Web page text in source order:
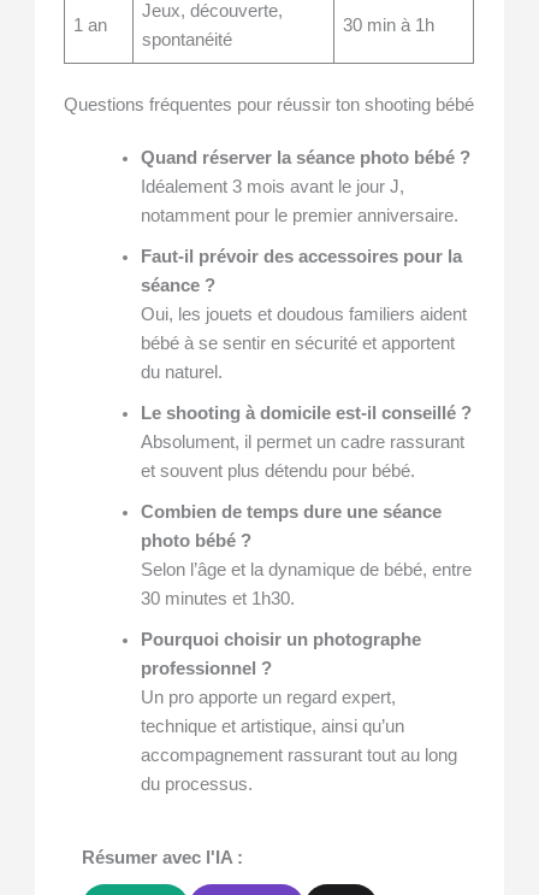
1 an
Jeux, découverte,
spontanéité
30 min à 1h
Questions fréquentes pour réussir ton shooting bébé
Quand réserver la séance photo bébé ?
Idéalement 3 mois avant le jour J,
notamment pour le premier anniversaire.
Faut-il prévoir des accessoires pour la
séance ?
Oui, les jouets et doudous familiers aident
bébé à se sentir en sécurité et apportent
du naturel.
Le shooting à domicile est-il conseillé ?
Absolument, il permet un cadre rassurant
et souvent plus détendu pour bébé.
Combien de temps dure une séance
photo bébé ?
Selon l’âge et la dynamique de bébé, entre
30 minutes et 1h30.
Pourquoi choisir un photographe
professionnel ?
Un pro apporte un regard expert,
technique et artistique, ainsi qu’un
accompagnement rassurant tout au long
du processus.
Résumer avec l'IA :